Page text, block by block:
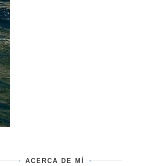
ACERCA DE MÍ